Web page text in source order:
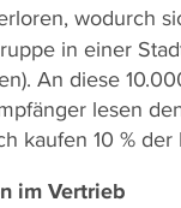
wodurch
in einer
An diese
lesen
kaufen 10 % der
im Vertrieb